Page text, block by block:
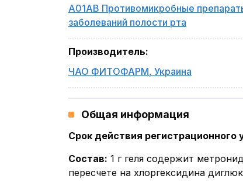
A01AB Противомикробные
заболеваний полости рта
Производитель:
ЧАО ФИТОФАРМ, Украина
Общая информация
Срок действия регистрационного
Состав: 1 г геля содержит
пересчете на хлоргексидина